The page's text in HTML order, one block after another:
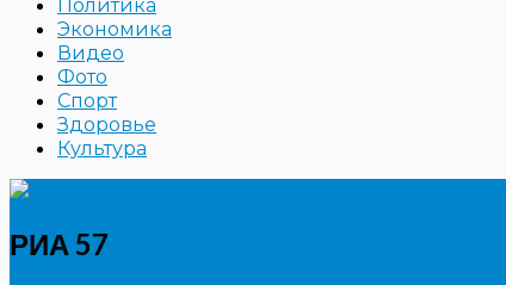
Политика
Экономика
Видео
Фото
Спорт
Здоровье
Культура
РИА 57